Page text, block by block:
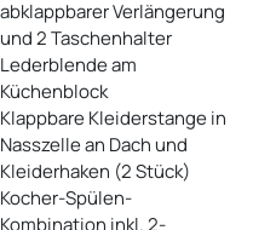
abklappbarer Verlängerung
und 2 Taschenhalter
Lederblende am
Küchenblock
Klappbare Kleiderstange in
Nasszelle an Dach und
Kleiderhaken (2 Stück)
Kocher-Spülen-
Kombination inkl. 2-